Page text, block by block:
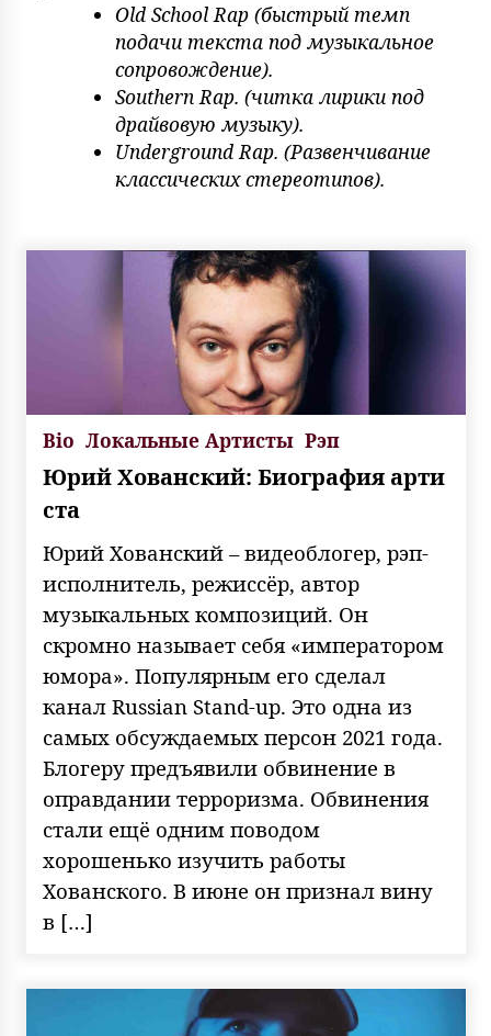
Old School Rap (быстрый темп
подачи текста под музыкальное
сопровождение).
Southern Rap. (читка лирики под
драйвовую музыку).
Underground Rap. (Развенчивание
классических стереотипов).
Bio Локальные Артисты Рэп
Юрий Хованский: Биография арти
ста
Юрий Хованский – видеоблогер, рэп-
исполнитель, режиссёр, автор
музыкальных композиций. Он
скромно называет себя «императором
юмора». Популярным его сделал
канал Russian Stand-up. Это одна из
самых обсуждаемых персон 2021 года.
Блогеру предъявили обвинение в
оправдании терроризма. Обвинения
стали ещё одним поводом
хорошенько изучить работы
Хованского. В июне он признал вину
в […]